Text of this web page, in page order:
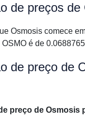
de preços
Osmosis comece
OSMO é de
de preço de
preço de Osmosis